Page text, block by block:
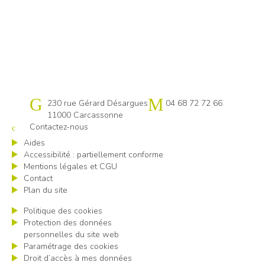
Cap emploi 11
230 rue Gérard Désargues
11000 Carcassonne
04 68 72 72 66
Contactez-nous
Aides
Accessibilité : partiellement conforme
Mentions légales et CGU
Contact
Plan du site
Politique des cookies
Protection des données
personnelles du site web
Paramétrage des cookies
Droit d’accès à mes données